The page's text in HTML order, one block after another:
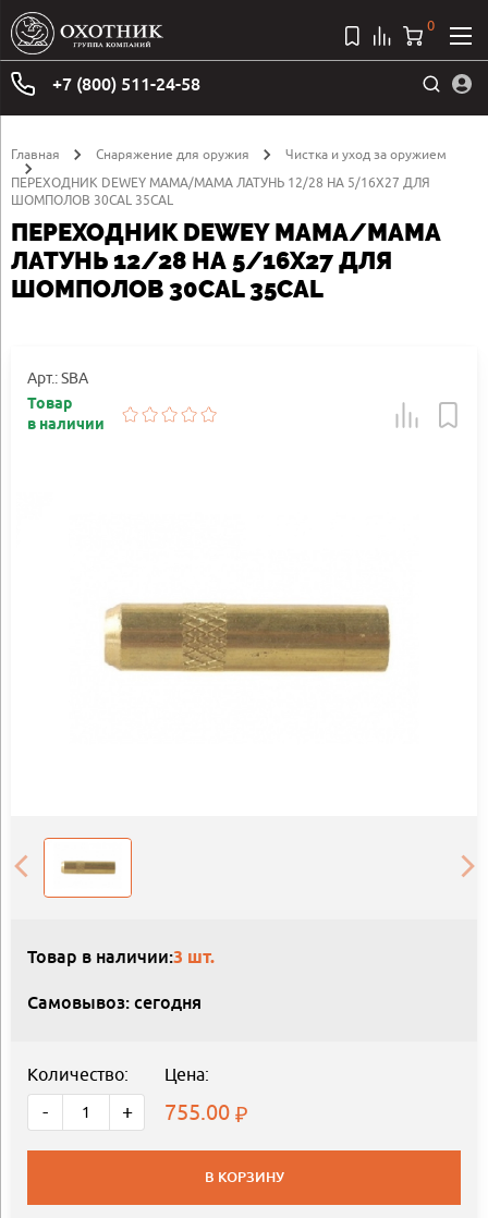
+7 (800) 511-24-58
0
Главная Снаряжение для оружия
Чистка и уход за оружием
ПЕРЕХОДНИК DEWEY МАМА/МАМА ЛАТУНЬ 12/28 НА 5/16X27 ДЛЯ
ШОМПОЛОВ 30CAL 35CAL
ПЕРЕХОДНИК DEWEY МАМА/МАМА
ЛАТУНЬ 12/28 НА 5/16X27 ДЛЯ
ШОМПОЛОВ 30CAL 35CAL
Арт.: SBA
Товар
в наличии
Товар в наличии:3 шт.
Самовывоз: сегодня
Количество:
- +
Цена:
755.00
В КОРЗИНУ